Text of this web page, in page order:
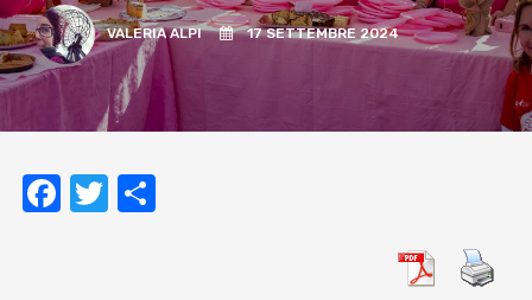
VALERIA ALPI 17 SETTEMBRE 2024
Facebook
Twitter